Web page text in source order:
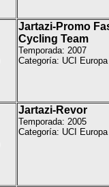
Jartazi-Promo
Cycling Team
Temporada: 2007
Categoría: UCI
Jartazi-Revor
Temporada: 2005
Categoría: UCI